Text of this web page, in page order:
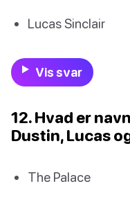
Lucas Sinclair
Vis svar
12. Hvad er
Dustin, Lucas
The Palace